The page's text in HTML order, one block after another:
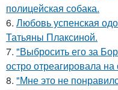
полицейская собака.
6. Любовь успенская
Татьяны Плаксиной.
7. "Выбросить его за
остро отреагировала
8. "Мне это не